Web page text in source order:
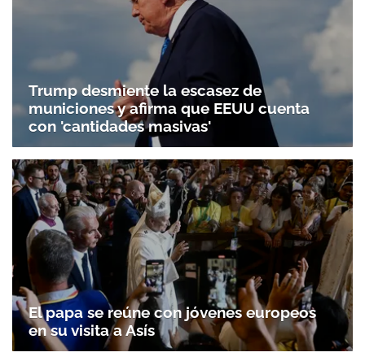
Trump desmiente la escasez de
municiones y afirma que EEUU cuenta
con 'cantidades masivas'
El papa se reúne con jóvenes europeos
en su visita a Asís